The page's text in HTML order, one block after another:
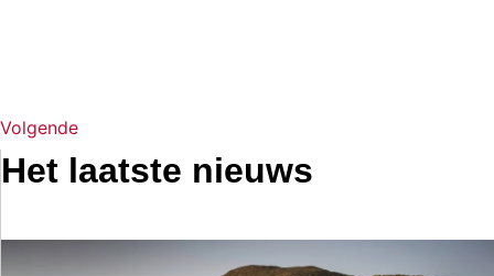
Volgende
Het laatste nieuws